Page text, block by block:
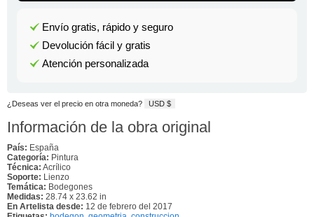
Envío gratis, rápido y seguro
Devolución fácil y gratis
Atención personalizada
¿Deseas ver el precio en otra moneda? USD $
Información de la obra original
País: España
Categoría: Pintura
Técnica: Acrílico
Soporte: Lienzo
Temática: Bodegones
Medidas: 28.74 x 23.62 in
En Artelista desde: 12 de febrero del 2017